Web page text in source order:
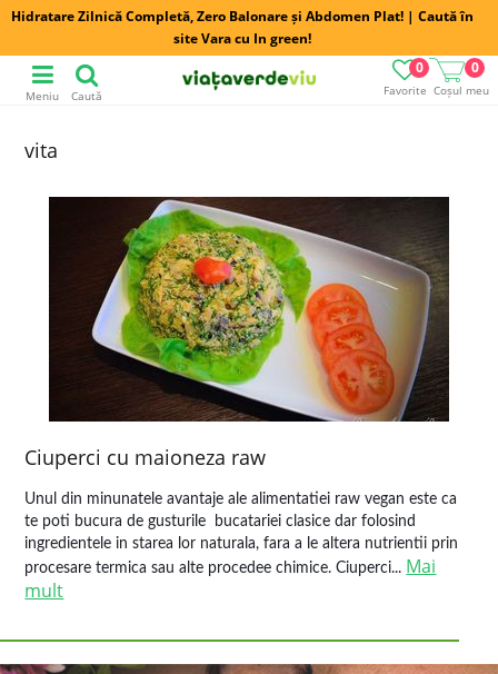
Hidratare Zilnică Completă, Zero Balonare și Abdomen Plat! | Caută în
site Vara cu In green!
Favorite
0
Coșul meu
0
Meniu Caută
vita
Ciuperci cu maioneza raw
Unul din minunatele avantaje ale alimentatiei raw vegan este ca
te poti bucura de gusturile bucatariei clasice dar folosind
ingredientele in starea lor naturala, fara a le altera nutrientii prin
procesare termica sau alte procedee chimice. Ciuperci... Mai
mult